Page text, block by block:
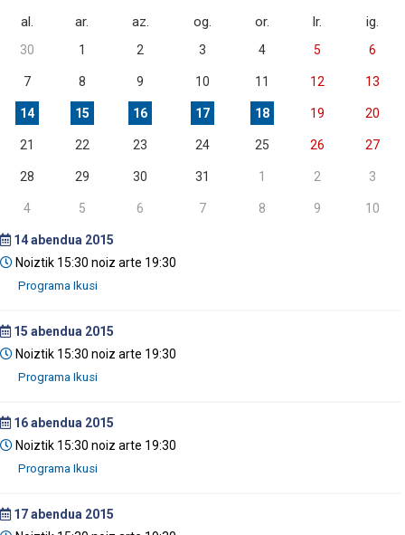
al. ar. az. og. or. lr. ig.
30 1 2 3 4 5 6
7 8 9 10 11 12 13
14 15 16 17 18 19 20
21 22 23 24 25 26 27
28 29 30 31 1 2 3
4 5 6 7 8 9 10
14abendua 2015
Noiztik 15:30 noiz arte 19:30
15 abendua 2015
Noiztik 15:30 noiz arte 19:30
16abendua 2015
Noiztik 15:30 noiz arte 19:30
17abendua 2015